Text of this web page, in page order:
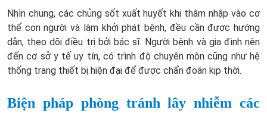
Nhìn chung, các chủng sốt xuất huyết khi thâm nhập vào cơ
thể con người và làm khởi phát bệnh, đều cần được hướng
dẫn, theo dõi điều trị bởi bác sĩ. Người bệnh và gia đình nên
đến cơ sở y tế uy tín, có trình độ chuyên môn cũng như hệ
thống trang thiết bị hiện đại để được chẩn đoán kịp thời.
Biện pháp phòng tránh lây nhiễm các